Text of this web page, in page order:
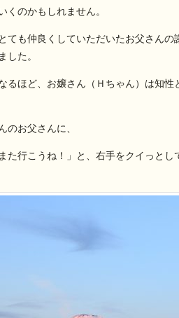
くのかもしれません。
ても仲良くしていただいたお父さん
した。
るほど、お嬢さん（Ｈちゃん）は知
のお父さんに、
た行こうね！」と、右手をクイっと